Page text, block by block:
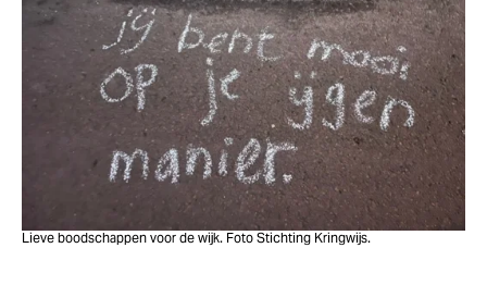
Lieve boodschappen voor de wijk. Foto Stichting Kringwijs.